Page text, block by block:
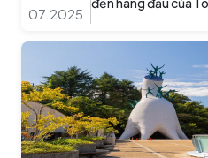
07.2025